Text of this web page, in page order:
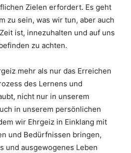
Zielen erfordert. Es geht
zu sein, was wir tun, aber auch
ist, innezuhalten und auf uns
zu achten.
mehr als nur das Erreichen
des Lernens und
nicht nur in unserem
in unserem persönlichen
wir Ehrgeiz in Einklang mit
und Bedürfnissen bringen,
und ausgewogenes Leben